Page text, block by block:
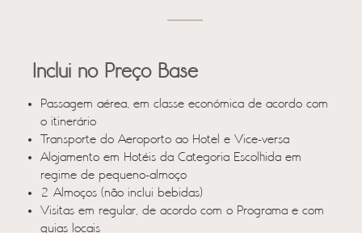
Inclui no Preço Base
Passagem aérea, em classe económica de acordo com
o itinerário
Transporte do Aeroporto ao Hotel e Vice-versa
Alojamento em Hotéis da Categoria Escolhida em
regime de pequeno-almoço
2 Almoços (não inclui bebidas)
Visitas em regular, de acordo com o Programa e com
guias locais